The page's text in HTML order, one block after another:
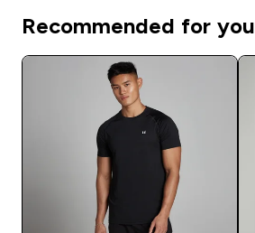
Recommended for you